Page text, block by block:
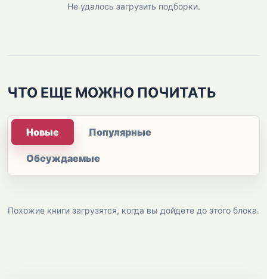
Не удалось загрузить подборки.
ЧТО ЕЩЕ МОЖНО ПОЧИТАТЬ
Новые Популярные
Обсуждаемые
Похожие книги загрузятся, когда вы дойдете до этого блока.